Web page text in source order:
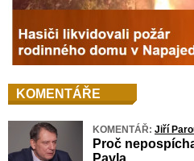
KOMENTÁŘE
KOMENTÁŘ: Jiří
Proč
Pavla